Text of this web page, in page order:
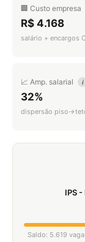
🏢 Custo empresa
R$ 4.168
salário + encargos
📈 Amp. salarial i
32%
dispersão
IPS
Saldo: 5.619